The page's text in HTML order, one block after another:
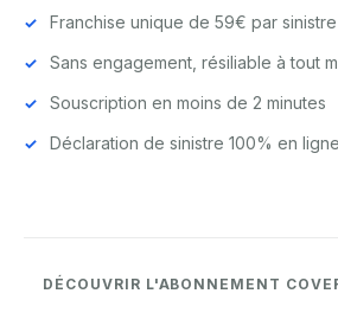
Franchise unique de 59€ par sinistre
Sans engagement, résiliable à tout
Souscription en moins de 2 minutes
Déclaration de sinistre 100% en ligne
DÉCOUVRIR L'ABONNEMENT